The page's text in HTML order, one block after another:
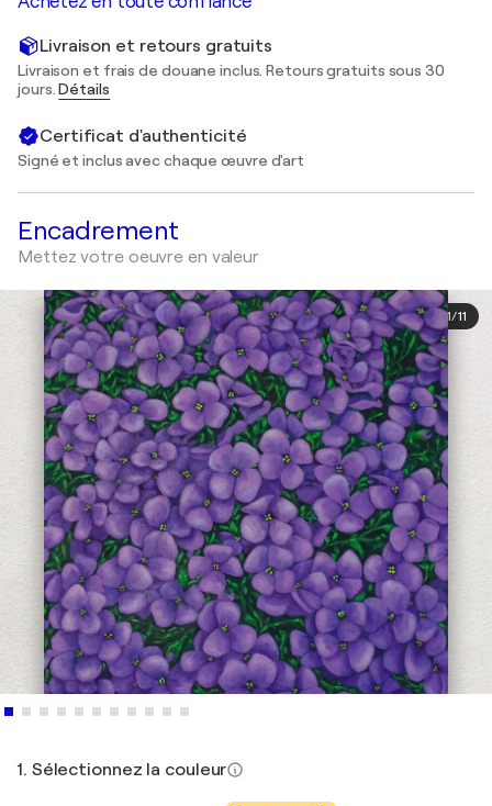
Livraison et retours gratuits
Livraison et frais de douane inclus. Retours gratuits sous 30
jours.Détails
Certificat d'authenticité
Signé et inclus avec chaque œuvre d'art
Encadrement
Mettez votre oeuvre en valeur
1/11
1. Sélectionnez la couleur